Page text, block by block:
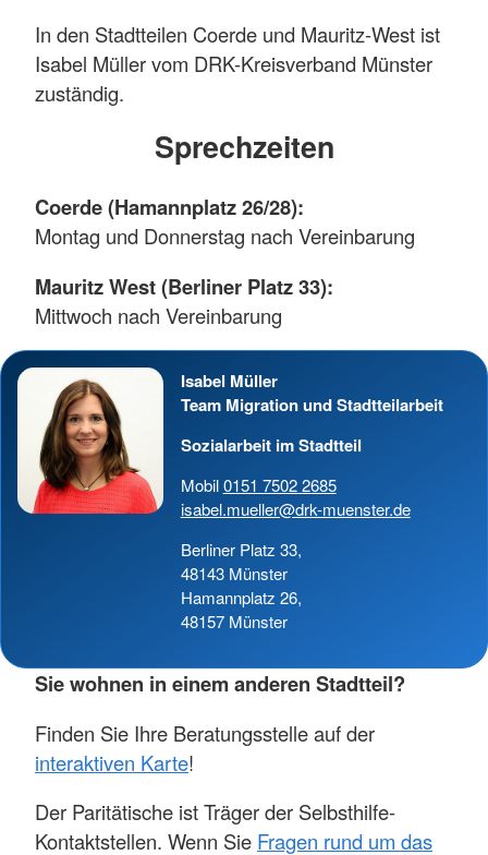
In den Stadtteilen Coerde und Mauritz-West ist
Isabel Müller vom DRK-Kreisverband Münster
zuständig.
Sprechzeiten
Coerde (Hamannplatz 26/28):
Montag und Donnerstag nach Vereinbarung
Mauritz West (Berliner Platz 33):
Mittwoch nach Vereinbarung
Isabel Müller
Team Migration und Stadtteilarbeit
Sozialarbeit im Stadtteil
Mobil0151 7502 2685
isabel.mueller@drk-muenster.de
Berliner Platz 33,
48143 Münster
Hamannplatz 26,
48157 Münster
Sie wohnen in einem anderen Stadtteil?
Finden Sie Ihre Beratungsstelle auf der
interaktiven Karte!
Der Paritätische ist Träger der Selbsthilfe-
Kontaktstellen. Wenn Sie Fragen rund um das